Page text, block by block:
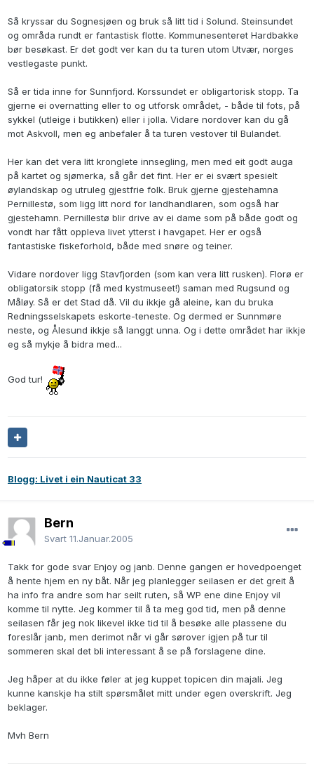
Så kryssar du Sognesjøen og bruk så litt tid i Solund. Steinsundet
og områda rundt er fantastisk flotte. Kommunesenteret Hardbakke
bør besøkast. Er det godt ver kan du ta turen utom Utvær, norges
vestlegaste punkt.
Så er tida inne for Sunnfjord. Korssundet er obligartorisk stopp. Ta
gjerne ei overnatting eller to og utforsk området, - både til fots, på
sykkel (utleige i butikken) eller i jolla. Vidare nordover kan du gå
mot Askvoll, men eg anbefaler å ta turen vestover til Bulandet.
Her kan det vera litt kronglete innsegling, men med eit godt auga
på kartet og sjømerka, så går det fint. Her er ei svært spesielt
øylandskap og utruleg gjestfrie folk. Bruk gjerne gjestehamna
Pernillestø, som ligg litt nord for landhandlaren, som også har
gjestehamn. Pernillestø blir drive av ei dame som på både godt og
vondt har fått oppleva livet ytterst i havgapet. Her er også
fantastiske fiskeforhold, både med snøre og teiner.
Vidare nordover ligg Stavfjorden (som kan vera litt rusken). Florø er
obligatorsik stopp (få med kystmuseet!) saman med Rugsund og
Måløy. Så er det Stad då. Vil du ikkje gå aleine, kan du bruka
Redningsselskapets eskorte-teneste. Og dermed er Sunnmøre
neste, og Ålesund ikkje så langgt unna. Og i dette området har ikkje
eg så mykje å bidra med...
God tur!
Blogg: Livet i ein Nauticat 33
Bern
Svart 11.Januar.2005
Takk for gode svar Enjoy og janb. Denne gangen er hovedpoenget
å hente hjem en ny båt. Når jeg planlegger seilasen er det greit å
ha info fra andre som har seilt ruten, så WP ene dine Enjoy vil
komme til nytte. Jeg kommer til å ta meg god tid, men på denne
seilasen får jeg nok likevel ikke tid til å besøke alle plassene du
foreslår janb, men derimot når vi går sørover igjen på tur til
sommeren skal det bli interessant å se på forslagene dine.
Jeg håper at du ikke føler at jeg kuppet topicen din majali. Jeg
kunne kanskje ha stilt spørsmålet mitt under egen overskrift. Jeg
beklager.
Mvh Bern